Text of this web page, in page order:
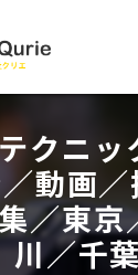
クニッ
動画／
／東京
川／千葉